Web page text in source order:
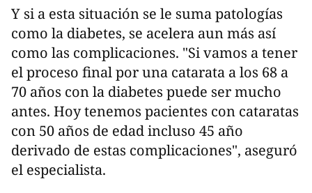
Y si a esta situación se le suma patologías
como la diabetes, se acelera aun más así
como las complicaciones. "Si vamos a tener
el proceso final por una catarata a los 68 a
70 años con la diabetes puede ser mucho
antes. Hoy tenemos pacientes con cataratas
con 50 años de edad incluso 45 año
derivado de estas complicaciones", aseguró
el especialista.